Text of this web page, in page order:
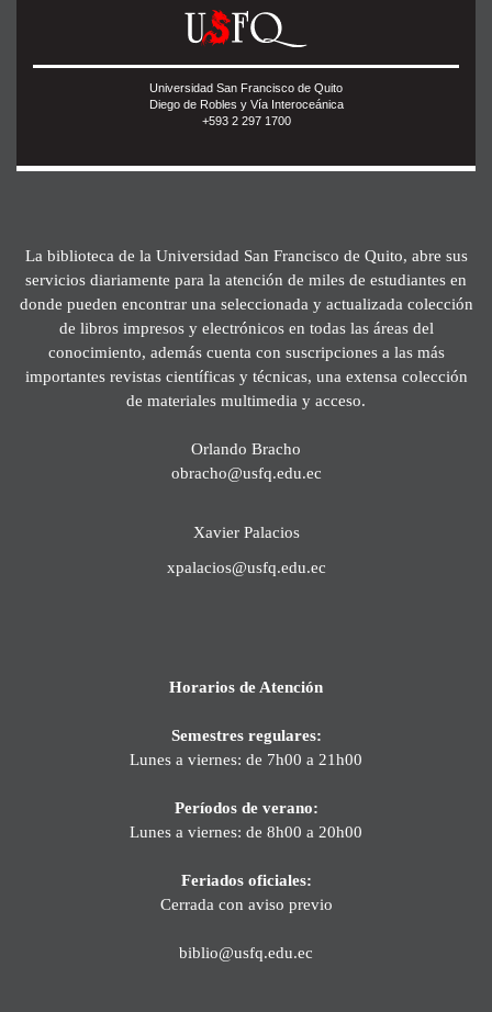
Universidad San Francisco de Quito
Diego de Robles y Vía Interoceánica
+593 2 297 1700
La biblioteca de la Universidad San Francisco de Quito, abre sus
servicios diariamente para la atención de miles de estudiantes en
donde pueden encontrar una seleccionada y actualizada colección
de libros impresos y electrónicos en todas las áreas del
conocimiento, además cuenta con suscripciones a las más
importantes revistas científicas y técnicas, una extensa colección
de materiales multimedia y acceso.
Orlando Bracho
obracho@usfq.edu.ec
Xavier Palacios
xpalacios@usfq.edu.ec
Horarios de Atención
Semestres regulares:
Lunes a viernes: de 7h00 a 21h00
Períodos de verano:
Lunes a viernes: de 8h00 a 20h00
Feriados oficiales:
Cerrada con aviso previo
biblio@usfq.edu.ec